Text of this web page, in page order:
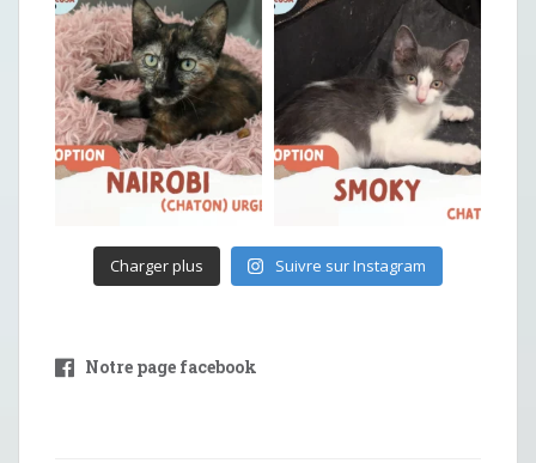
Charger plus Suivre sur Instagram
Notre page facebook